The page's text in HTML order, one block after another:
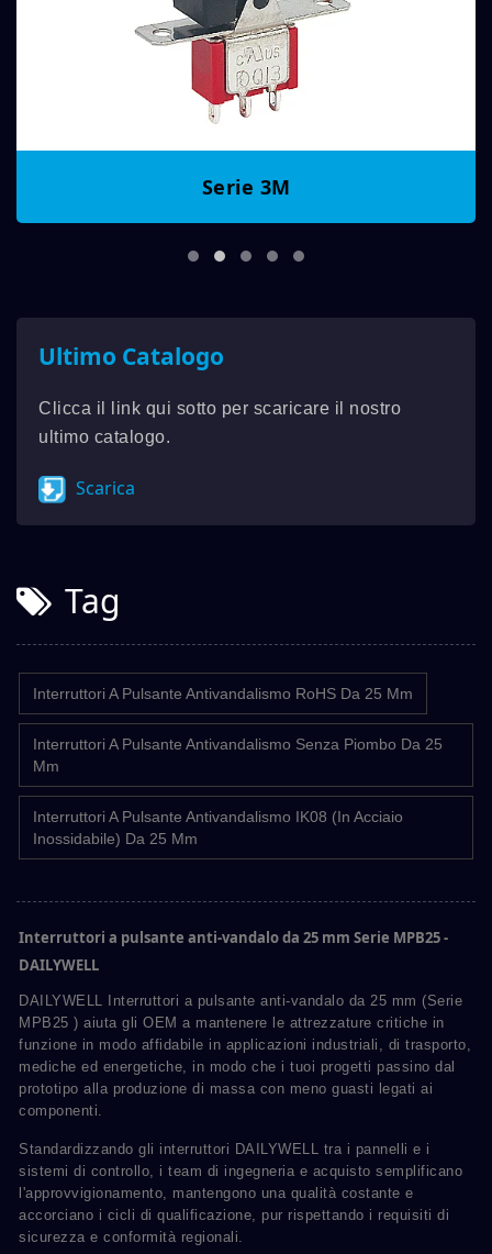
Serie 3M
Ultimo Catalogo
Clicca il link qui sotto per scaricare il nostro
ultimo catalogo.
Scarica
Tag
Interruttori A Pulsante Antivandalismo RoHS Da 25 Mm
Interruttori A Pulsante Antivandalismo Senza Piombo Da 25
Mm
Interruttori A Pulsante Antivandalismo IK08 (in Acciaio
Inossidabile) Da 25 Mm
Interruttori a pulsante anti-vandalo da 25 mm Serie MPB25 -
DAILYWELL
DAILYWELL Interruttori a pulsante anti-vandalo da 25 mm (Serie
MPB25 ) aiuta gli OEM a mantenere le attrezzature critiche in
funzione in modo affidabile in applicazioni industriali, di trasporto,
mediche ed energetiche, in modo che i tuoi progetti passino dal
prototipo alla produzione di massa con meno guasti legati ai
componenti.
Standardizzando gli interruttori DAILYWELL tra i pannelli e i
sistemi di controllo, i team di ingegneria e acquisto semplificano
l'approvvigionamento, mantengono una qualità costante e
accorciano i cicli di qualificazione, pur rispettando i requisiti di
sicurezza e conformità regionali.